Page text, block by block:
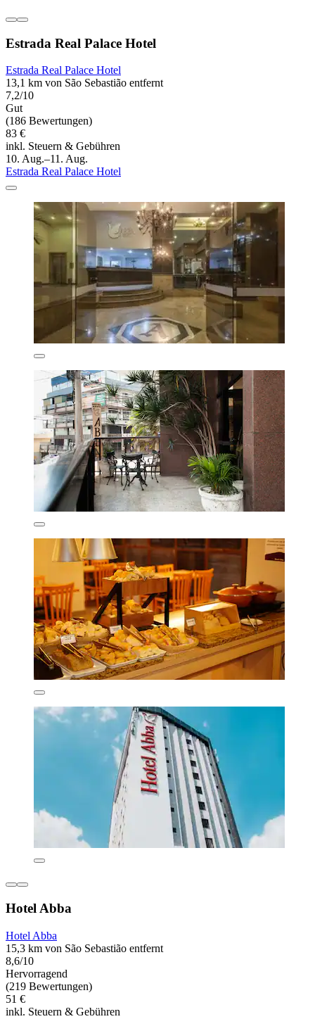
Estrada Real Palace Hotel
Estrada Real Palace Hotel
13,1 km von São Sebastião entfernt
7,2/10
Gut
(186 Bewertungen)
83 €
inkl. Steuern & Gebühren
10. Aug.–11. Aug.
Estrada Real Palace Hotel
Hotel Abba
Hotel Abba
15,3 km von São Sebastião entfernt
8,6/10
Hervorragend
(219 Bewertungen)
51 €
inkl. Steuern & Gebühren